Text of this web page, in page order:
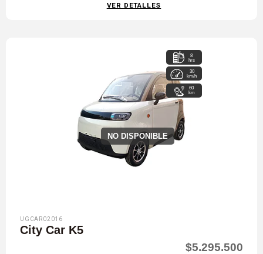
VER DETALLES
NO DISPONIBLE
8
hrs
30
km/h
60
km
UGCAR02016
City Car K5
$5.295.500